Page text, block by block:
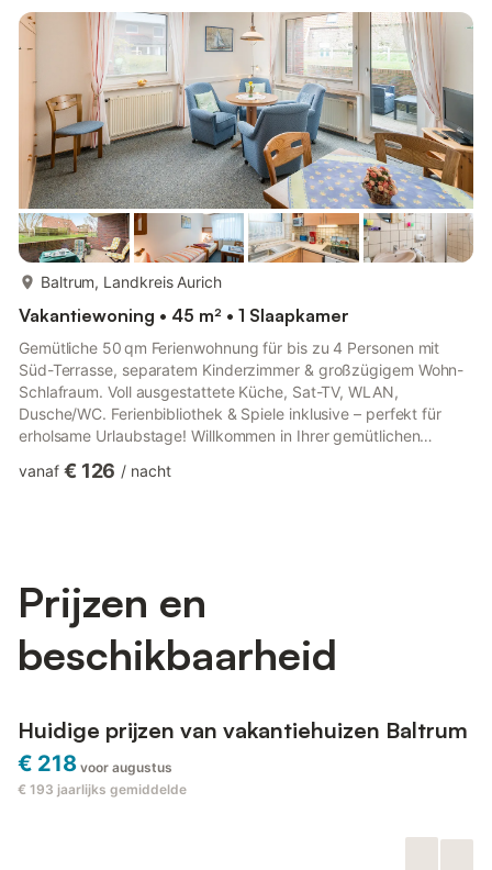
Highlight ist der sonnige Süd-Balkon mit traumhaftem Blick über
das Ostdorf, der zu entspannten Stunden einlädt. Die Wohnung
verfügt über ei...
Baltrum, Landkreis Aurich
Vakantiewoning • 45 m² • 1 Slaapkamer
Gemütliche 50 qm Ferienwohnung für bis zu 4 Personen mit
Süd-Terrasse, separatem Kinderzimmer & großzügigem Wohn-
Schlafraum. Voll ausgestattete Küche, Sat-TV, WLAN,
Dusche/WC. Ferienbibliothek & Spiele inklusive – perfekt für
erholsame Urlaubstage! Willkommen in Ihrer gemütlichen
für bis zu 4 Personen! Auf ca. 50 qm erwarten Sie eine sonnige
vanaf € 126 / nacht
Prijzen en
beschikbaarheid
Huidige prijzen van vakantiehuizen Baltrum
€ 218 voor augustus
€ 193 jaarlijks gemiddelde